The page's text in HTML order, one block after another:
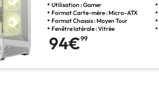
Utilisation : Gamer
Format Carte-mère : Micro-ATX
Format Chassis : Moyen Tour
Fenêtre latérale : Vitrée
94€99